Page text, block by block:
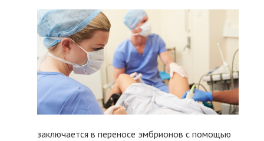
заключается в переносе эмбрионов с помощью